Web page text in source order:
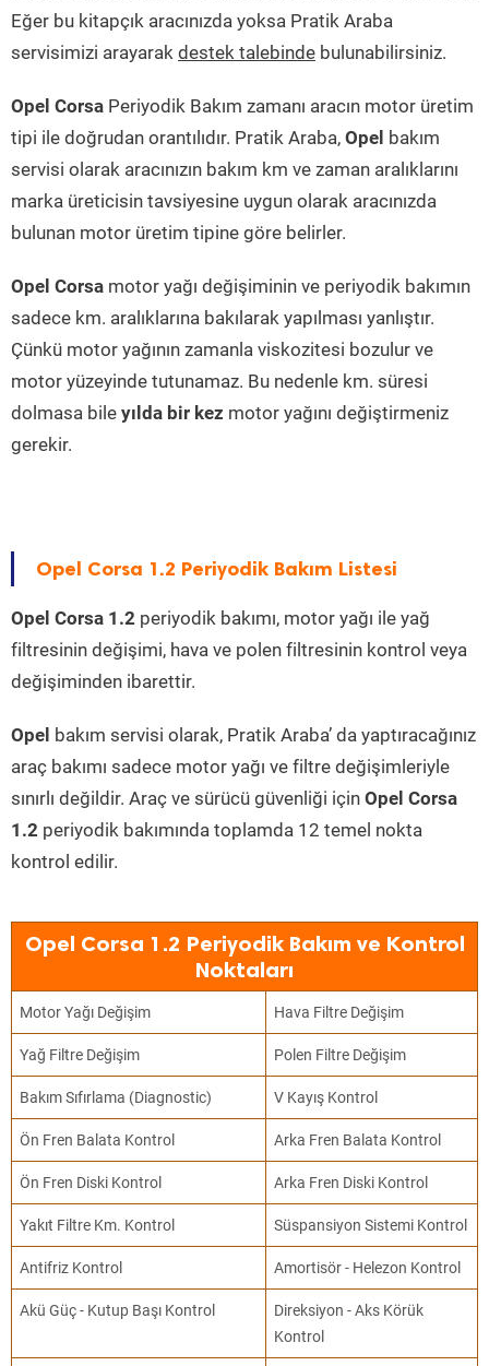
Eğer bu kitapçık aracınızda yoksa Pratik Araba
servisimizi arayarak destek talebinde bulunabilirsiniz.
Opel Corsa Periyodik Bakım zamanı aracın motor üretim
tipi ile doğrudan orantılıdır. Pratik Araba, Opel bakım
servisi olarak aracınızın bakım km ve zaman aralıklarını
marka üreticisin tavsiyesine uygun olarak aracınızda
bulunan motor üretim tipine göre belirler.
Opel Corsa motor yağı değişiminin ve periyodik bakımın
sadece km. aralıklarına bakılarak yapılması yanlıştır.
Çünkü motor yağının zamanla viskozitesi bozulur ve
motor yüzeyinde tutunamaz. Bu nedenle km. süresi
dolmasa bile yılda bir kez motor yağını değiştirmeniz
gerekir.
Opel Corsa 1.2 Periyodik Bakım Listesi
Opel Corsa 1.2 periyodik bakımı, motor yağı ile yağ
filtresinin değişimi, hava ve polen filtresinin kontrol veya
değişiminden ibarettir.
Opel bakım servisi olarak, Pratik Araba’ da yaptıracağınız
araç bakımı sadece motor yağı ve filtre değişimleriyle
sınırlı değildir. Araç ve sürücü güvenliği için Opel Corsa
1.2 periyodik bakımında toplamda 12 temel nokta
kontrol edilir.
Opel Corsa 1.2 Periyodik Bakım ve Kontrol
Noktaları
Motor Yağı Değişim Hava Filtre Değişim
Yağ Filtre Değişim Polen Filtre Değişim
Bakım Sıfırlama (Diagnostic) V Kayış Kontrol
Ön Fren Balata Kontrol Arka Fren Balata Kontrol
Ön Fren Diski Kontrol Arka Fren Diski Kontrol
Yakıt Filtre Km. Kontrol Süspansiyon Sistemi Kontrol
Antifriz Kontrol Amortisör - Helezon Kontrol
Akü Güç - Kutup Başı Kontrol
Direksiyon - Aks Körük
Kontrol